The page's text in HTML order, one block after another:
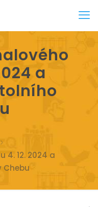
a
4. 12. 2024 a
Chebu